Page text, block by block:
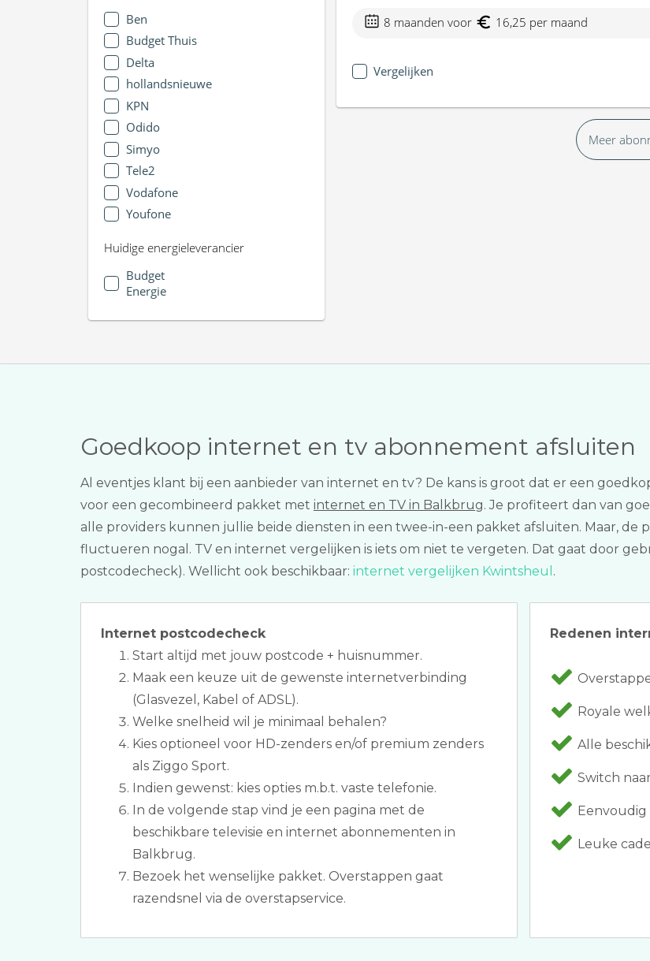
Ben
Budget Thuis
Delta
hollandsnieuwe
KPN
Odido
Simyo
Tele2
Vodafone
Youfone
Huidige energieleverancier
Budget
Energie
8 maanden voor 16,25 per maand
Vergelijken
Meer
Goedkoop internet en tv abonnement afsluiten
Al eventjes klant bij een aanbieder van internet en tv? De kans is groot dat er een
voor een gecombineerd pakket met internet en TV in Balkbrug. Je profiteert dan van
alle providers kunnen jullie beide diensten in een twee-in-een pakket afsluiten. Maar, de
fluctueren nogal. TV en internet vergelijken is iets om niet te vergeten. Dat gaat door
postcodecheck). Wellicht ook beschikbaar: internet vergelijken Kwintsheul .
Internet postcodecheck
Start altijd met jouw postcode + huisnummer.
Maak een keuze uit de gewenste internetverbinding
(Glasvezel, Kabel of ADSL).
Welke snelheid wil je minimaal behalen?
Kies optioneel voor HD-zenders en/of premium zenders
als Ziggo Sport.
Indien gewenst: kies opties m.b.t. vaste telefonie.
In de volgende stap vind je een pagina met de
beschikbare televisie en internet abonnementen in
Balkbrug.
Bezoek het wenselijke pakket. Overstappen gaat
razendsnel via de overstapservice.
Redenen
Royale
Alle
Switch
Eenvoudig
Leuke